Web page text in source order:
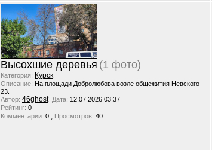
Высохшие деревья (1 фото)
Категория: Курск
Описание: На площади Добролюбова возле общежития Невского
23.
Автор: 46ghost Дата: 12.07.2026 03:37
Рейтинг: 0
Комментарии: 0 , Просмотров: 40